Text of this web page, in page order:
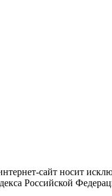
сайт носит
Российской